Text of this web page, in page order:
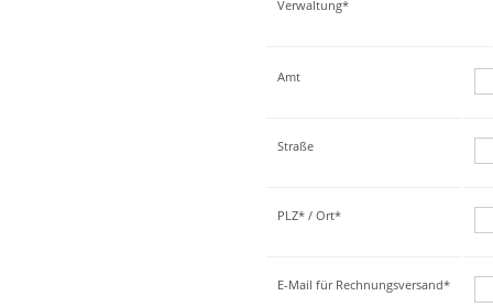
Verwaltung*
Amt
Straße
PLZ* / Ort*
E-Mail für Rechnungsversand*